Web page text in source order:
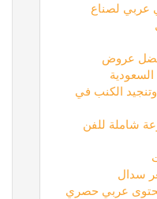
عربي لصناع
عروض
الكنب في
شاملة للفن
سدال
عربي حصري